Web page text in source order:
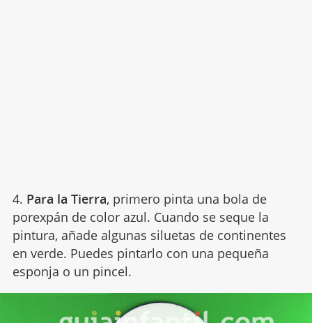
4. Para la Tierra, primero pinta una bola de
porexpán de color azul. Cuando se seque la
pintura, añade algunas siluetas de continentes
en verde. Puedes pintarlo con una pequeña
esponja o un pincel.